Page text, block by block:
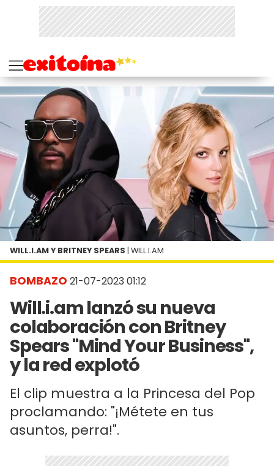
BOMBAZO 21-07-2023 01:12
Will.i.am lanzó su nueva
colaboración con Britney
Spears "Mind Your Business",
y la red explotó
El clip muestra a la Princesa del Pop
proclamando: "¡Métete en tus
asuntos, perra!".
WILL.I.AM Y BRITNEY SPEARS | WILL.I.AM